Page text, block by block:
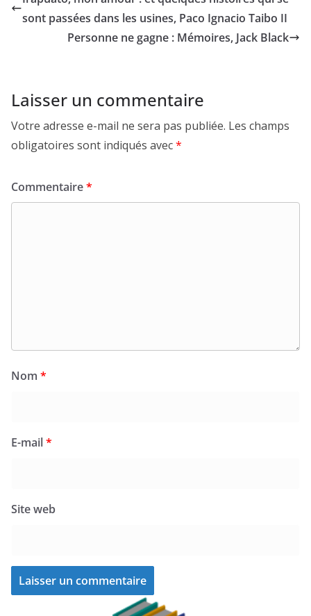
sont passées dans les usines, Paco Ignacio Taibo II
Personne ne gagne : Mémoires, Jack Black
Laisser un commentaire
Votre adresse e-mail ne sera pas publiée. Les champs
obligatoires sont indiqués avec*
Commentaire*
Nom *
E-mail*
Site web